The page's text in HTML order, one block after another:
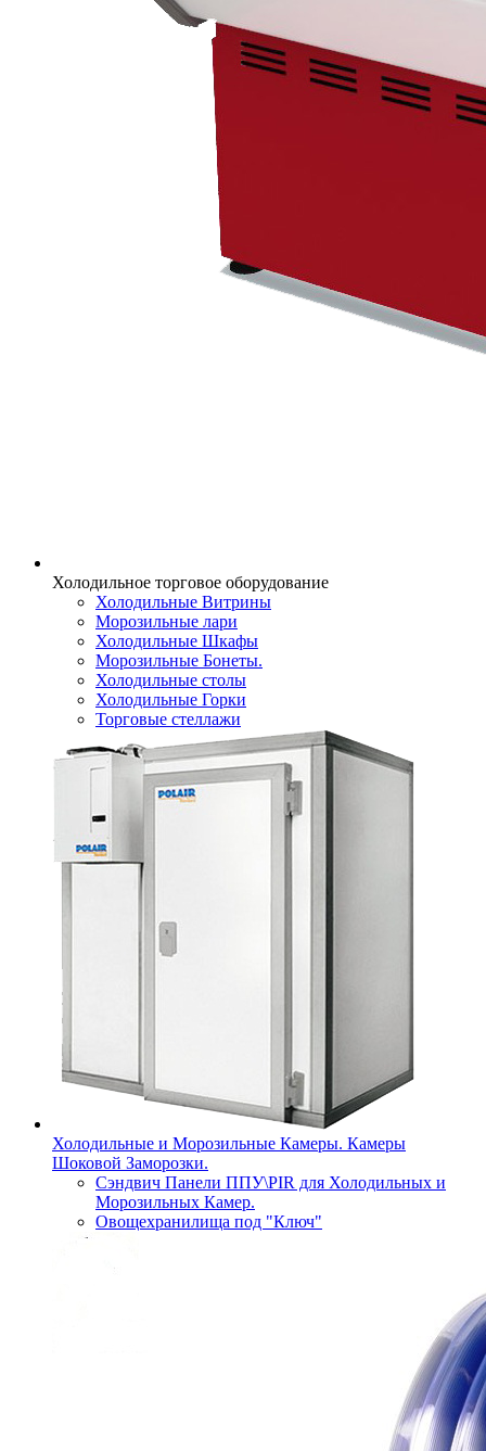
Холодильное торговое оборудование
Холодильные Витрины
Морозильные лари
Холодильные Шкафы
Морозильные Бонеты.
Холодильные столы
Холодильные Горки
Торговые стеллажи
Холодильные и Морозильные Камеры. Камеры
Шоковой Заморозки.
Сэндвич Панели ППУ\PIR для Холодильных и
Морозильных Камер.
Овощехранилища под "Ключ"